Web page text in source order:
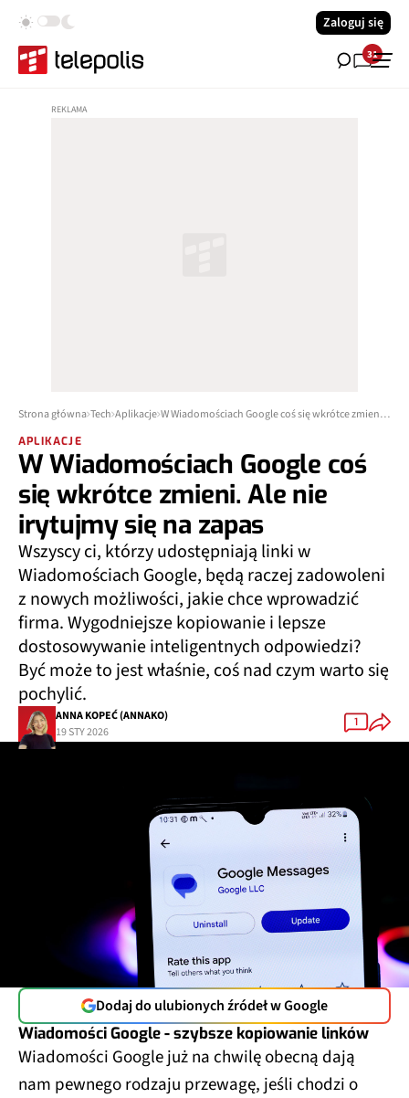
Zaloguj się
31
Strona główna Tech Aplikacje W Wiadomościach Google coś się wkrótce zmieni. Ale nie irytujmy się na zapas
APLIKACJE
W Wiadomościach Google coś
się wkrótce zmieni. Ale nie
irytujmy się na zapas
Wszyscy ci, którzy udostępniają linki w
Wiadomościach Google, będą raczej zadowoleni
z nowych możliwości, jakie chce wprowadzić
firma. Wygodniejsze kopiowanie i lepsze
dostosowywanie inteligentnych odpowiedzi?
Być może to jest właśnie, coś nad czym warto się
pochylić.
ANNA KOPEĆ (ANNAKO)
19 STY 2026
1
Dodaj do ulubionych źródeł w Google
Wiadomości Google - szybsze kopiowanie linków
Wiadomości Google już na chwilę obecną dają
nam pewnego rodzaju przewagę, jeśli chodzi o